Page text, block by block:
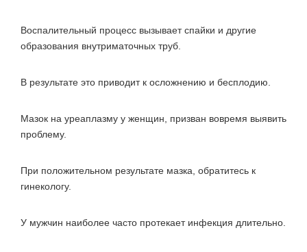
Воспалительный процесс вызывает спайки и другие
образования внутриматочных труб.
В результате это приводит к осложнению и бесплодию.
Мазок на уреаплазму у женщин, призван вовремя выявить
проблему.
При положительном результате мазка, обратитесь к
гинекологу.
У мужчин наиболее часто протекает инфекция длительно.